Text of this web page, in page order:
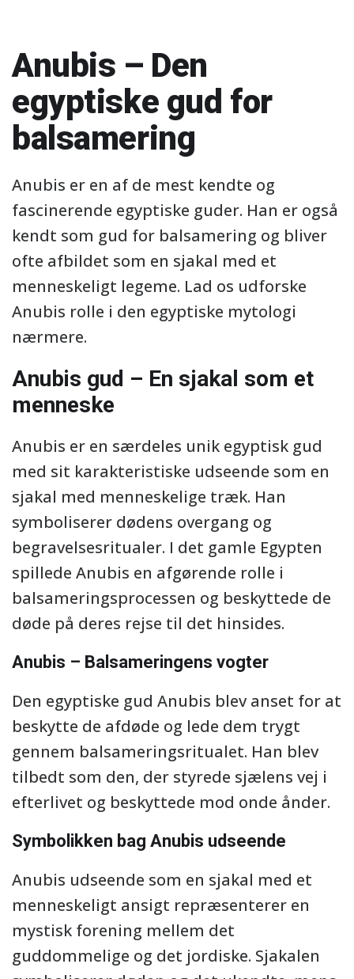
Anubis – Den
egyptiske gud for
balsamering
Anubis er en af de mest kendte og
fascinerende egyptiske guder. Han er også
kendt som gud for balsamering og bliver
ofte afbildet som en sjakal med et
menneskeligt legeme. Lad os udforske
Anubis rolle i den egyptiske mytologi
nærmere.
Anubis gud – En sjakal som et
menneske
Anubis er en særdeles unik egyptisk gud
med sit karakteristiske udseende som en
sjakal med menneskelige træk. Han
symboliserer dødens overgang og
begravelsesritualer. I det gamle Egypten
spillede Anubis en afgørende rolle i
balsameringsprocessen og beskyttede de
døde på deres rejse til det hinsides.
Anubis – Balsameringens vogter
Den egyptiske gud Anubis blev anset for at
beskytte de afdøde og lede dem trygt
gennem balsameringsritualet. Han blev
tilbedt som den, der styrede sjælens vej i
efterlivet og beskyttede mod onde ånder.
Symbolikken bag Anubis udseende
Anubis udseende som en sjakal med et
menneskeligt ansigt repræsenterer en
mystisk forening mellem det
guddommelige og det jordiske. Sjakalen